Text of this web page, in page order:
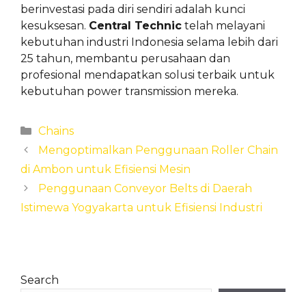
berinvestasi pada diri sendiri adalah kunci
kesuksesan. Central Technic telah melayani
kebutuhan industri Indonesia selama lebih dari
25 tahun, membantu perusahaan dan
profesional mendapatkan solusi terbaik untuk
kebutuhan power transmission mereka.
Categories
Chains
Mengoptimalkan Penggunaan Roller Chain
di Ambon untuk Efisiensi Mesin
Penggunaan Conveyor Belts di Daerah
Istimewa Yogyakarta untuk Efisiensi Industri
Search